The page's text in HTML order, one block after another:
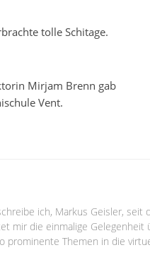
tolle Schitage.
Mirjam Brenn gab
Vent.
ich, Markus Geisler,
mir die einmalige
prominente Themen in die